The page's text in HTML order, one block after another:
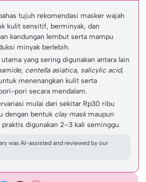
tujuh rekomendasi masker wajah
kulit sensitif, berminyak, dan
kandungan lembut serta mampu
minyak berlebih.
utama yang sering digunakan antara lain
centella asiatica, salicylic acid,
menenangkan kulit serta
pori secara mendalam.
mulai dari sekitar Rp30 ribu
dengan bentuk clay maskmaupun
praktis digunakan 2–3 kali seminggu.
was AI-assisted and reviewed by our